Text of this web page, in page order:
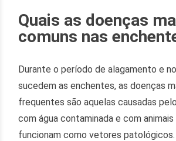
Quais as doenças
comuns nas
Durante o período de alagamento e
sucedem as enchentes, as doenças
frequentes são aquelas causadas
com água contaminada e com animais
funcionam como vetores patológicos.